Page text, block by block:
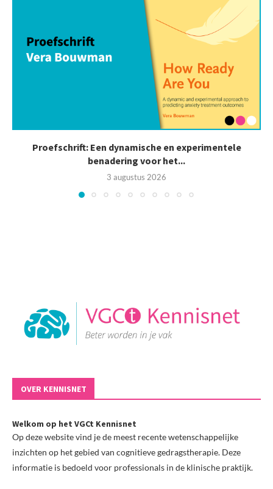
Proefschrift: Een dynamische en experimentele
benadering voor het...
3 augustus 2026
OVER KENNISNET
Welkom op het VGCt Kennisnet
Op deze website vind je de meest recente wetenschappelijke
inzichten op het gebied van cognitieve gedragstherapie. Deze
informatie is bedoeld voor professionals in de klinische praktijk.